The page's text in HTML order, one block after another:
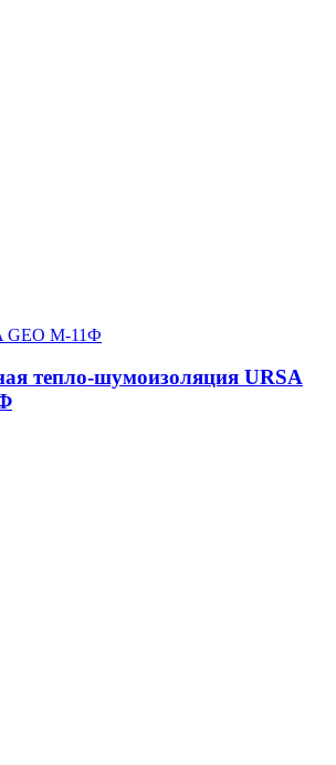
тепло-шумоизоляция URSA